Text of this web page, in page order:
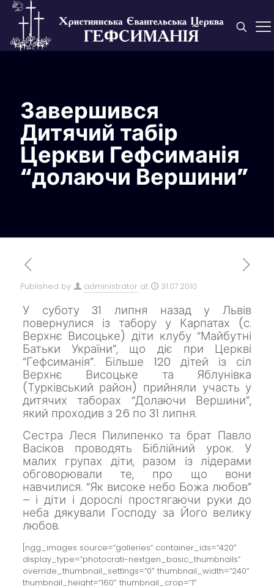
Завершився
Дитячий табір
Церкви Гефсиманія
“долаючи Вершини”
Published by administrator at 31.07.2010
У суботу 31 липня назад у Львів
повернулися із табору у Карпатах (с.
Верхнє Висоцьке) діти клубу “Майбутні
Батьки України”, що діє при Церкві
“Гефсиманія”. Більше 120 дітей із сіл
Верхнє Висоцьке та Яблунівка
(Турківський район) прийняли участь у
дитячих таборах “Долаючи Вершини”,
який проходив з 26 по 31 липня.
Сестра Леся Пилипенко та брат Павло
Васіков проводять Біблійний урок.У
малих групах діти, разом із лідерами
обговорювали те, про що вони
навчилися. “Як високе небо Божа любов”
– і діти і дорослі простягаючи руки до
неба дякували Господу за Його велику
любов.
[ngg_images source=”galleries” container_ids=”420″
display_type=”photocrati-nextgen_basic_thumbnails”
override_thumbnail_settings=”0″ thumbnail_width=”240″
thumbnail_height=”160″ thumbnail_crop=”1″